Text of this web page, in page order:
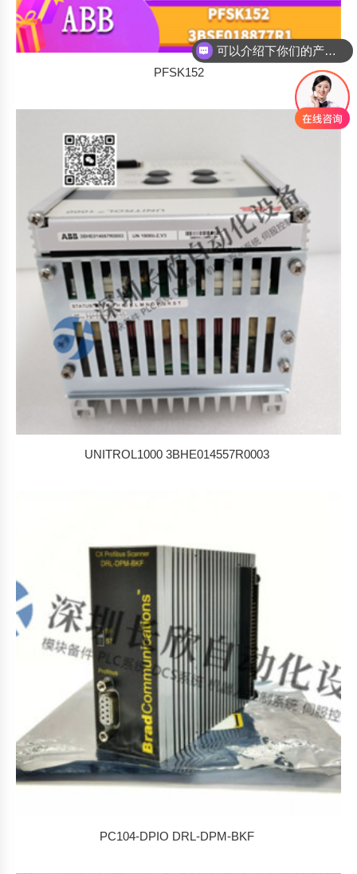
PFSK152
UNITROL1000 3BHE014557R0003
PC104-DPIO DRL-DPM-BKF
你们是怎么收费的呢